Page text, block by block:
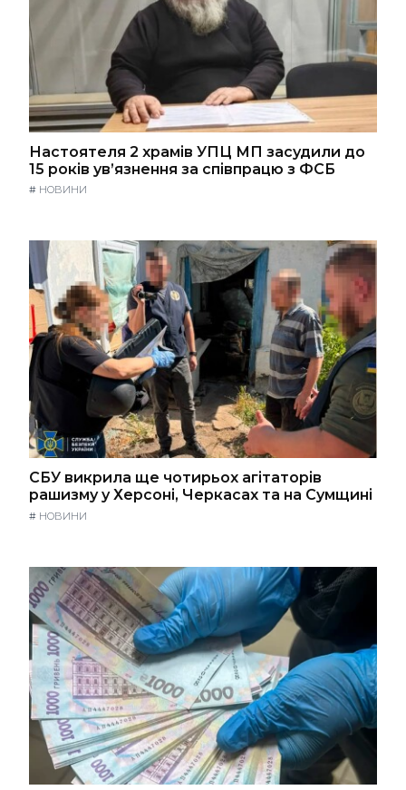
Настоятеля 2 храмів УПЦ МП засудили до
15 років ув’язнення за співпрацю з ФСБ
# НОВИНИ
СБУ викрила ще чотирьох агітаторів
рашизму у Херсоні, Черкасах та на Сумщині
# НОВИНИ